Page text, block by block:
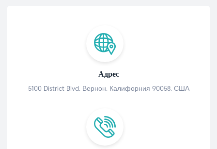
Адрес
5100 District Blvd, Вернон, Калифорния 90058, США